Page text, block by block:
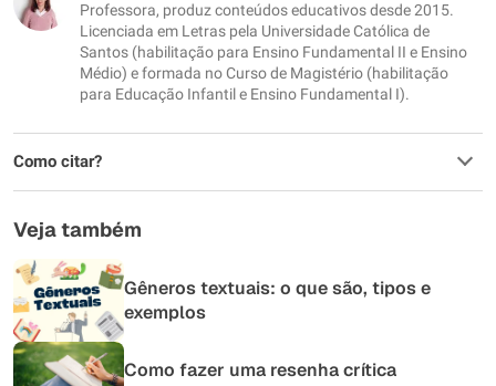
Outro
Professora, produz conteúdos educativos desde 2015.
Licenciada em Letras pela Universidade Católica de
Santos (habilitação para Ensino Fundamental II e Ensino
Médio) e formada no Curso de Magistério (habilitação
para Educação Infantil e Ensino Fundamental I).
Como citar?
Veja também
Gêneros textuais: o que são, tipos e
exemplos
Como fazer uma resenha crítica